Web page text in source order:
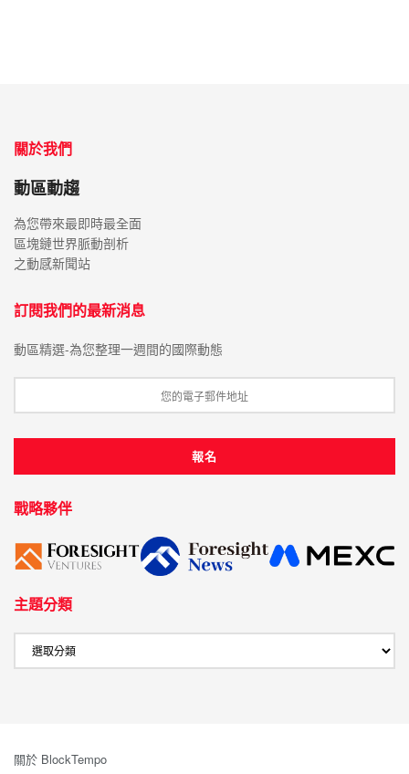
關於我們
動區動趨
為您帶來最即時最全面
區塊鏈世界脈動剖析
之動感新聞站
訂閱我們的最新消息
動區精選-為您整理一週間的國際動態
戰略夥伴
主題分類
關於 BlockTempo